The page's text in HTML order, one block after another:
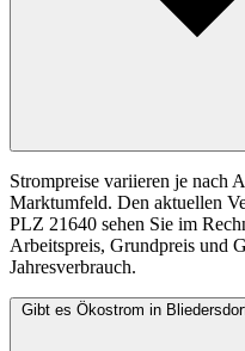
Strompreise variieren je nach
Marktumfeld. Den aktuellen
PLZ 21640 sehen Sie im
Arbeitspreis, Grundpreis und
Jahresverbrauch.
Gibt es Ökostrom in